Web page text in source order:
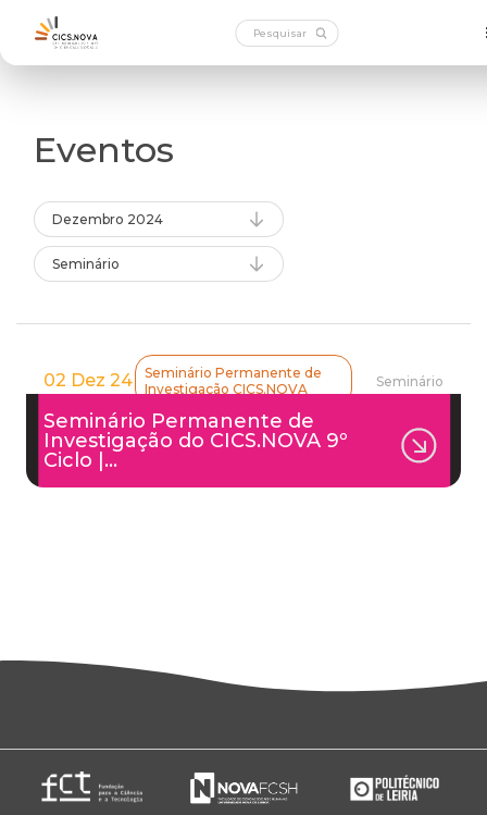
Eventos
Dezembro 2024
Seminário
02 Dez 24
Seminário Permanente de
Investigação CICS.NOVA
Seminário
Seminário Permanente de
Investigação do CICS.NOVA 9º
Ciclo |…